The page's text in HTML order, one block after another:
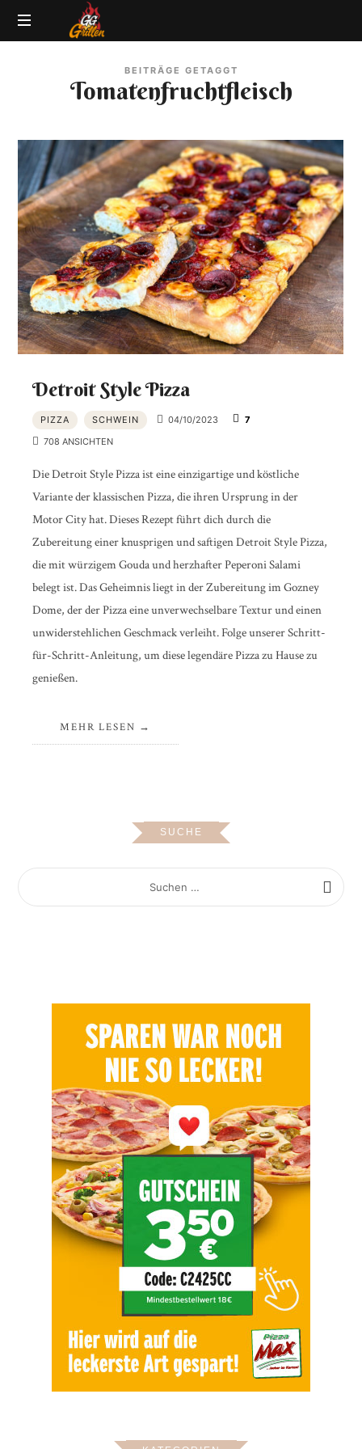
GG-
Rezepte
|
BBQ
Lexikon
BEITRÄGE GETAGGT
Tomatenfruchtfleisch
Detroit Style Pizza
PIZZA SCHWEIN 04/10/2023
7
708 ANSICHTEN
Die Detroit Style Pizza ist eine einzigartige und köstliche
Variante der klassischen Pizza, die ihren Ursprung in der
Motor City hat. Dieses Rezept führt dich durch die
Zubereitung einer knusprigen und saftigen Detroit Style Pizza,
die mit würzigem Gouda und herzhafter Peperoni Salami
belegt ist. Das Geheimnis liegt in der Zubereitung im Gozney
Dome, der der Pizza eine unverwechselbare Textur und einen
unwiderstehlichen Geschmack verleiht. Folge unserer Schritt-
für-Schritt-Anleitung, um diese legendäre Pizza zu Hause zu
genießen.
MEHR LESEN
SUCHE
SUCHEN